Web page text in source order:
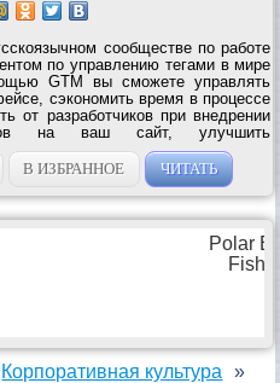
сообществе по работе
по управлению тегами в мире
GTM вы сможете управлять
сэкономить время в процессе
от разработчиков при внедрении
на ваш сайт, улучшить
времени загрузки страниц, а
В ИЗБРАННОЕ ЧИТАТЬ
Корпоративная культура